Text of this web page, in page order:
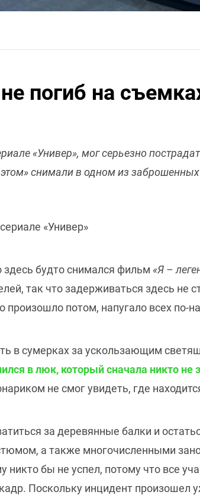
погиб на
«Универ», мог серьезно
снимали в одном из
«Универ»
будто снимался фильм «Я –
так что задерживаться здесь не
произошло потом, напугало всех по-
в сумерках за ускользающим
в люк, который сначала никто не
не смог увидеть, где
за деревянные балки и
а также многочисленными
бы не успел, потому что все
Поскольку инцидент произошел